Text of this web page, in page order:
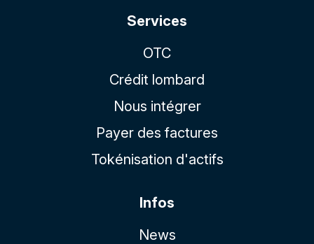
Services
OTC
Crédit lombard
Nous intégrer
Payer des factures
Tokénisation d'actifs
Infos
News